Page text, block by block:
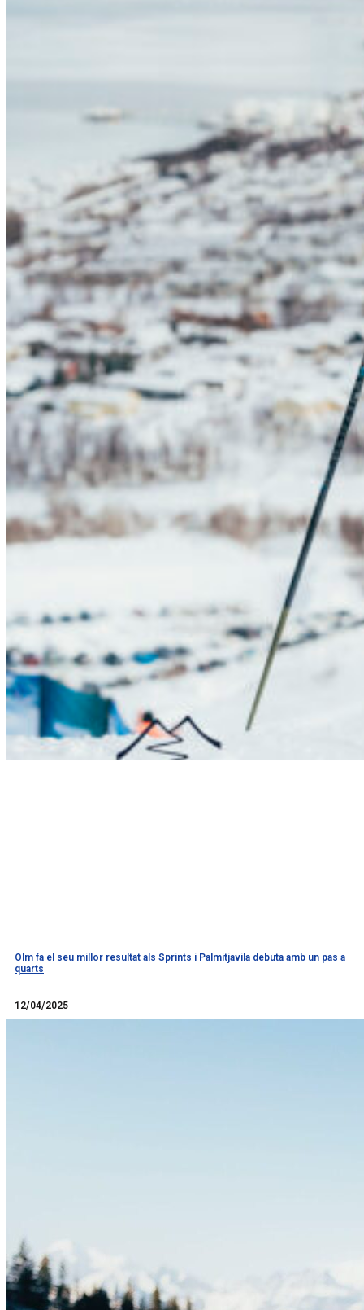
Olm fa el seu millor resultat als Sprints i Palmitjavila debuta amb un pas a
quarts
12/04/2025